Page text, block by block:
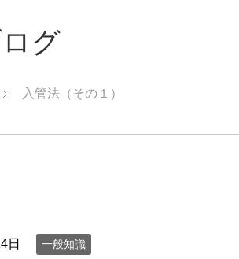
グ
入管法（その１）
日 一般知識